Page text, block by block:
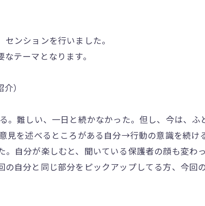
ンションを行いました。
テーマとなります。
）
難しい、一日と続かなかった。但し、今は、
見を述べるところがある自分→行動の意識を続
自分が楽しむと、聞いている保護者の顔も変わ
自分と同じ部分をピックアップしてる方、今回